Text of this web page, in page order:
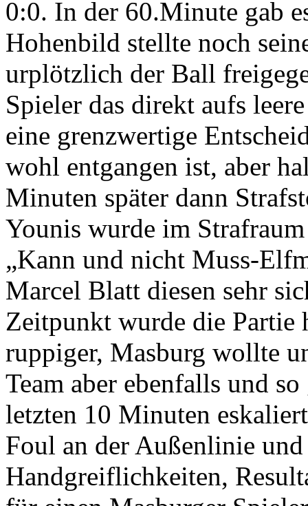
0:0. In der 60.Minute gab
Hohenbild stellte noch
urplötzlich der Ball
Spieler das direkt aufs
eine grenzwertige
wohl entgangen ist, aber
Minuten später dann
Younis wurde im
„Kann und nicht Muss-
Marcel Blatt diesen sehr
Zeitpunkt wurde die Partie
ruppiger, Masburg wollte
Team aber ebenfalls und
letzten 10 Minuten
Foul an der Außenlinie
Handgreiflichkeiten,